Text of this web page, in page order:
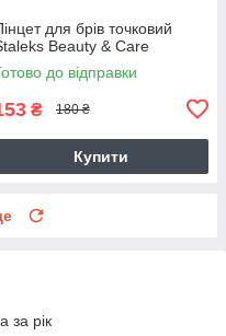
для брів точковий
Beauty & Care
до відправки
₴ 180 ₴
Купити
за рік